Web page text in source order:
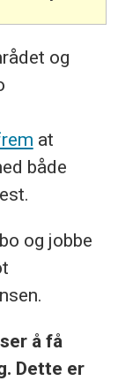
og
at
både
og jobbe
å få
Dette er